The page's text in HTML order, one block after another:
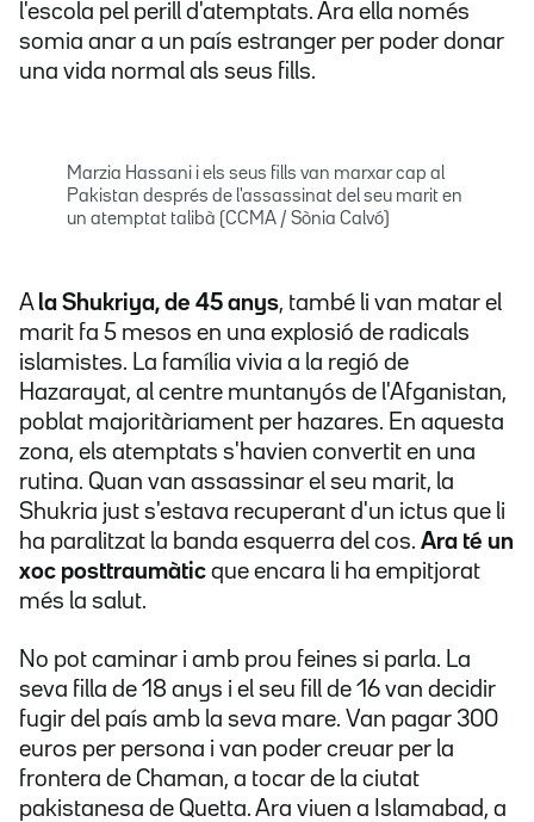
l'escola pel perill d'atemptats. Ara ella només
somia anar a un país estranger per poder donar
una vida normal als seus fills.
Marzia Hassani i els seus fills van marxar cap al
Pakistan després de l'assassinat del seu marit en
un atemptat talibà (CCMA / Sònia Calvó)
A la Shukriya, de 45 anys, també li van matar el
marit fa 5 mesos en una explosió de radicals
islamistes. La família vivia a la regió de
Hazarayat, al centre muntanyós de l'Afganistan,
poblat majoritàriament per hazares. En aquesta
zona, els atemptats s'havien convertit en una
rutina. Quan van assassinar el seu marit, la
Shukria just s'estava recuperant d'un ictus que li
ha paralitzat la banda esquerra del cos. Ara té un
xoc posttraumàtic que encara li ha empitjorat
més la salut.
No pot caminar i amb prou feines si parla. La
seva filla de 18 anys i el seu fill de 16 van decidir
fugir del país amb la seva mare. Van pagar 300
euros per persona i van poder creuar per la
frontera de Chaman, a tocar de la ciutat
pakistanesa de Quetta. Ara viuen a Islamabad, a